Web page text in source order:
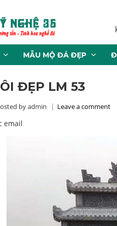
MẪU MỘ ĐÁ ĐẸP
ĐẸP LM 53
by admin Leave a comment
email